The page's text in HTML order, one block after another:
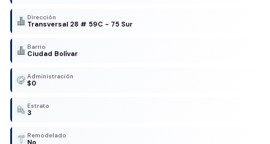
Dirección
Transversal 28 # 59C - 75 Sur
Barrio
Ciudad Bolívar
Administración
$0
Estrato
3
Remodelado
No